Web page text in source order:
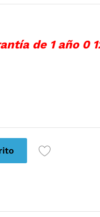
de 1 año 0